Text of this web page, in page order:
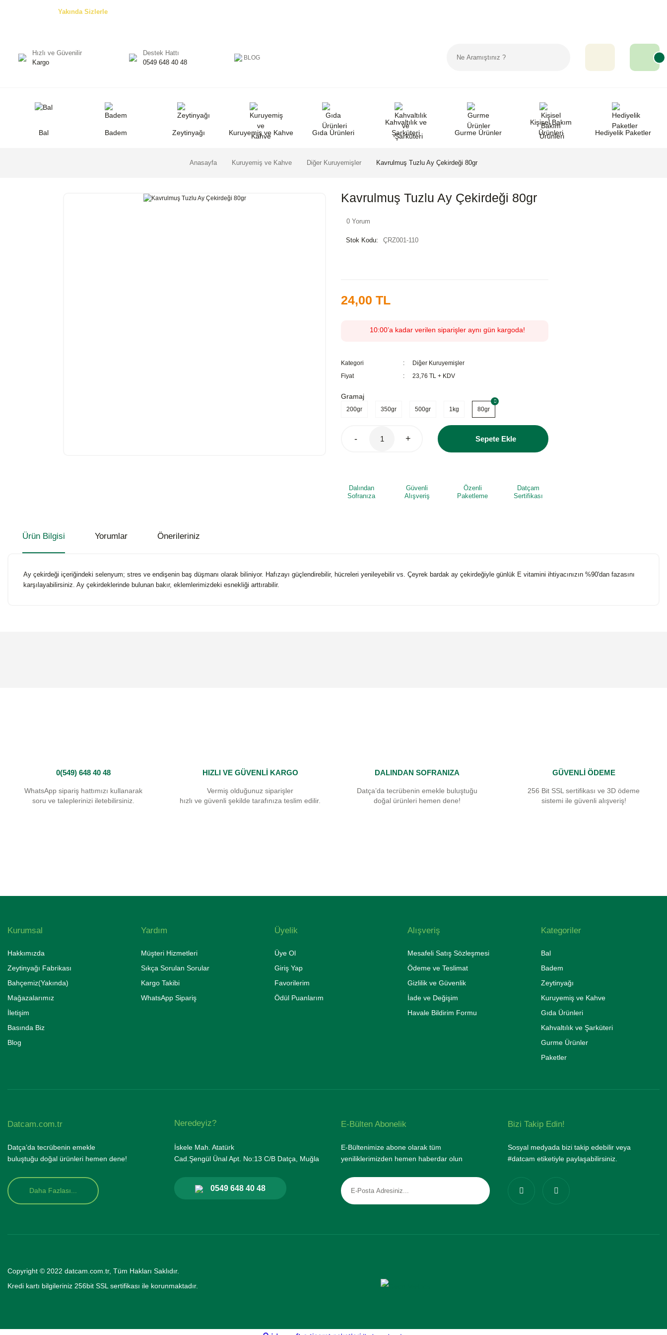
Yakında Sizlerle
Hızlı ve Güvenilir
Kargo
Destek Hattı
0549 648 40 48
BLOG
Bal Badem Zeytinyağı Kuruyemiş ve Kahve Gıda Ürünleri
Kahvaltılık ve
Şarküteri
Gurme Ürünler
Kişisel Bakım
Ürünleri
Hediyelik Paketler
Anasayfa Kuruyemiş ve Kahve Diğer Kuruyemişler Kavrulmuş Tuzlu Ay Çekirdeği 80gr
Kavrulmuş Tuzlu Ay Çekirdeği 80gr
0 Yorum
Stok Kodu: ÇRZ001-110
24,00 TL
10:00’a kadar verilen siparişler aynı gün kargoda!
Kategori
Diğer Kuruyemişler
Fiyat
23,76 TL + KDV
Gramaj
200gr 350gr 500gr 1kg 80gr
- + Sepete Ekle
Dalından
Sofranıza
Güvenli
Alışveriş
Özenli
Paketleme
Datçam
Sertifikası
Ürün Bilgisi Yorumlar Önerileriniz
Ay çekirdeği içeriğindeki selenyum; stres ve endişenin baş düşmanı olarak biliniyor. Hafızayı güçlendirebilir, hücreleri yenileyebilir vs. Çeyrek bardak ay çekirdeğiyle günlük E vitamini ihtiyacınızın %90'dan fazasını
karşılayabilirsiniz. Ay çekirdeklerinde bulunan bakır, eklemlerimizdeki esnekliği arttırabilir.
0(549) 648 40 48
WhatsApp sipariş hattımızı kullanarak
soru ve taleplerinizi iletebilirsiniz.
HIZLI VE GÜVENLİ KARGO
Vermiş olduğunuz siparişler
hızlı ve güvenli şekilde tarafınıza teslim edilir.
DALINDAN SOFRANIZA
Datça’da tecrübenin emekle buluştuğu
doğal ürünleri hemen dene!
GÜVENLİ ÖDEME
256 Bit SSL sertifikası ve 3D ödeme
sistemi ile güvenli alışveriş!
Kurumsal
Hakkımızda
Zeytinyağı Fabrikası
Bahçemiz(Yakında)
Mağazalarımız
İletişim
Basında Biz
Blog
Yardım
Müşteri Hizmetleri
Sıkça Sorulan Sorular
Kargo Takibi
WhatsApp Sipariş
Üyelik
Üye Ol
Giriş Yap
Favorilerim
Ödül Puanlarım
Alışveriş
Mesafeli Satış Sözleşmesi
Ödeme ve Teslimat
Gizlilik ve Güvenlik
İade ve Değişim
Havale Bildirim Formu
Kategoriler
Bal
Badem
Zeytinyağı
Kuruyemiş ve Kahve
Gıda Ürünleri
Kahvaltılık ve Şarküteri
Gurme Ürünler
Paketler
Datcam.com.tr
Datça’da tecrübenin emekle
buluştuğu doğal ürünleri hemen dene!
Daha Fazlası...
Neredeyiz?
İskele Mah. Atatürk
Cad.Şengül Ünal Apt. No:13 C/B Datça, Muğla
0549 648 40 48
E-Bülten Abonelik
E-Bültenimize abone olarak tüm
yeniliklerimizden hemen haberdar olun
Bizi Takip Edin!
Sosyal medyada bizi takip edebilir veya
#datcam etiketiyle paylaşabilirsiniz.
Copyright © 2022 datcam.com.tr, Tüm Hakları Saklıdır.
Kredi kartı bilgileriniz 256bit SSL sertifikası ile korunmaktadır.